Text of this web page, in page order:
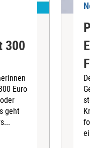
300
Euro
geht